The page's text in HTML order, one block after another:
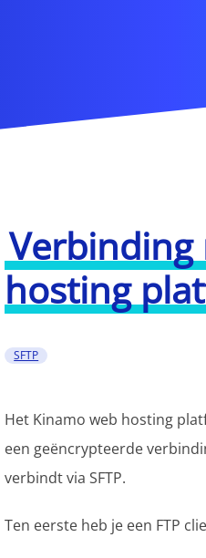
Verbinding
hosting
SFTP
Het Kinamo web hosting
een geëncrypteerde
verbindt via SFTP.
Ten eerste heb je een FTP